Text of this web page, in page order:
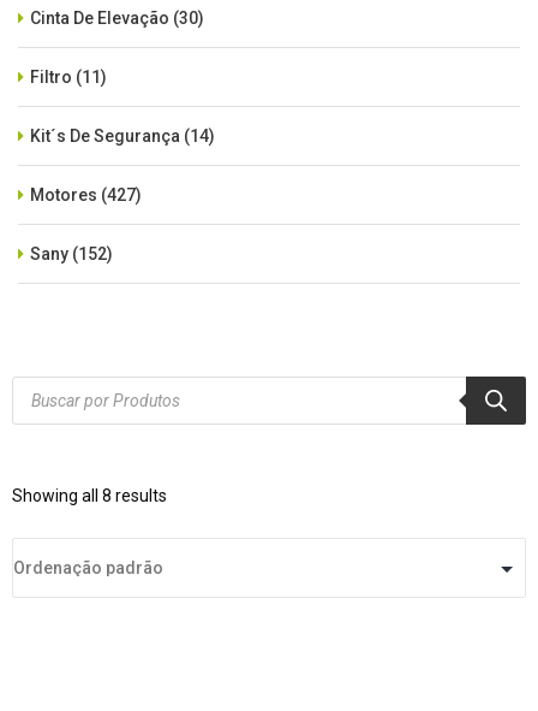
Cinta De Elevação (30)
Filtro (11)
Kit´s De Segurança (14)
Motores (427)
Sany (152)
Zoomlion(84)
Products
search
Showing all 8 results